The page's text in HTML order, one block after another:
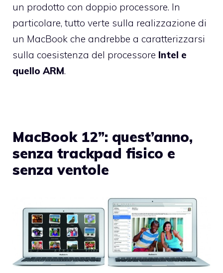
un prodotto con doppio processore. In
particolare, tutto verte sulla realizzazione di
un MacBook che andrebbe a caratterizzarsi
sulla coesistenza del processore Intel e
quello ARM.
MacBook 12”: quest’anno,
senza trackpad fisico e
senza ventole